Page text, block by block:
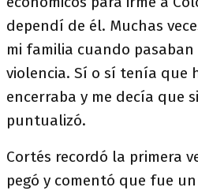
dependí de él. Muchas
mi familia cuando pasaban
violencia. Sí o sí tenía que
encerraba y me decía que
puntualizó.
Cortés recordó la primera
pegó y comentó que fue